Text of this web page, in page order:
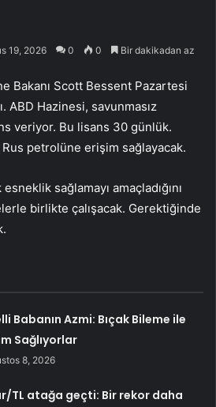
19, 2026 0 0 Bir dakikadan az
Bakanı Scott Bessent Pazartesi
ABD Hazinesi, savunmasız
veriyor. Bu lisans 30 günlük.
petrolüne erişim sağlayacak.
sağlamayı amaçladığını
birlikte çalışacak. Gerektiğinde
Babanın Azmi: Bıçak Bileme ile
Sağlıyorlar
8, 2026
TL atağa geçti: Bir rekor daha